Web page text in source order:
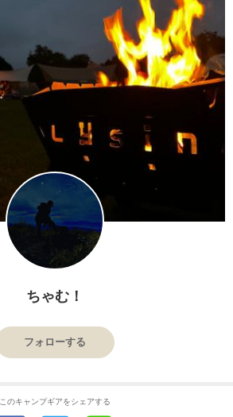
ちゃむ！
フォローする
このキャンプギアをシェアする